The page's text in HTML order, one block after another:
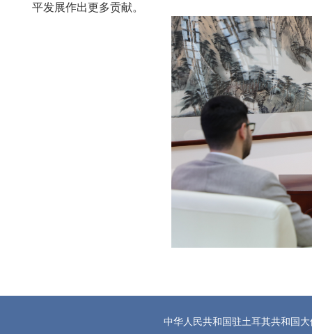
平发展作出更多贡献。
中华人民共和国驻土耳其共和国大